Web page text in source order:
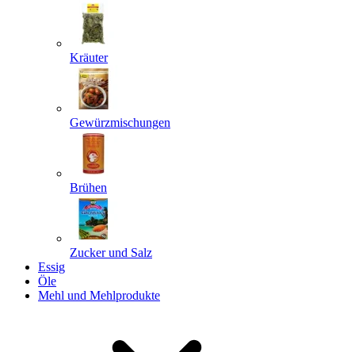
Kräuter
Gewürzmischungen
Brühen
Zucker und Salz
Essig
Öle
Mehl und Mehlprodukte